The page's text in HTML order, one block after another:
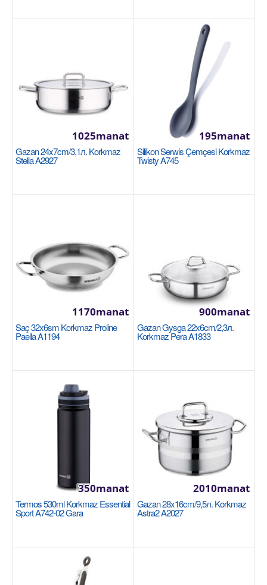
Nahar gaby 2000мл Korkmaz Essentials Warm
Brown A5652
21х14 см. 2000 мл...
870manat
Sebede Goş
Размер: 36x33 cm / 33.5 lt 18/10 Cr-Ni
нержавеющая сталь Основание суперкапсулы,
обеспечивающее ..
Sebede Goş
+Garşylaşdyrmaga goş
+Halananlara goş
Gazan 24x7cm/3,1л. Korkmaz
Stella A2927
1025manat
Silikon Serwis Çemçesi Korkmaz
Twisty A745
195manat
Saç 32x6sm Korkmaz Proline
Paella A1194
1170manat
Gazan Gysga 22x6cm/2,3л.
Korkmaz Pera A1833
900manat
Termos 530ml Korkmaz Essential
Sport A742-02 Gara
350manat
Gazan 28x16cm/9,5л. Korkmaz
Astra2 A2027
2010manat